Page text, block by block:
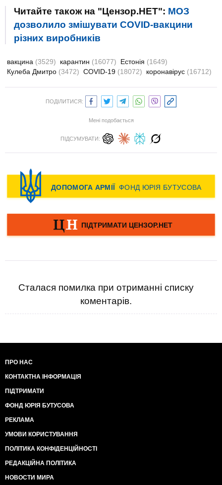
Читайте також на "Цензор.НЕТ": МОЗ
дозволило змішувати COVID-вакцини
різних виробників
вакцина (3529) карантин (16077) Естонія (1649)
Кулеба Дмитро (3472) COVID-19 (18072) коронавірус (16712)
ПОДІЛИТИСЯ:
Мені подобається
ПІДСУМУВАТИ:
Сталася помилка при отриманні списку
коментарів.
ПРО НАС
КОНТАКТНА ІНФОРМАЦІЯ
ПІДТРИМАТИ
ФОНД ЮРІЯ БУТУСОВА
РЕКЛАМА
УМОВИ КОРИСТУВАННЯ
ПОЛІТИКА КОНФІДЕНЦІЙНОСТІ
РЕДАКЦІЙНА ПОЛІТИКА
НОВОСТИ МИРА